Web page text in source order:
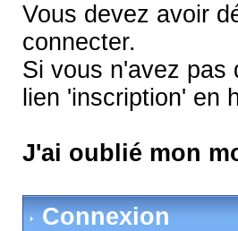
Vous devez avoir
connecter.
Si vous n'avez pas
lien 'inscription' en
J'ai oublié mon
Connexion